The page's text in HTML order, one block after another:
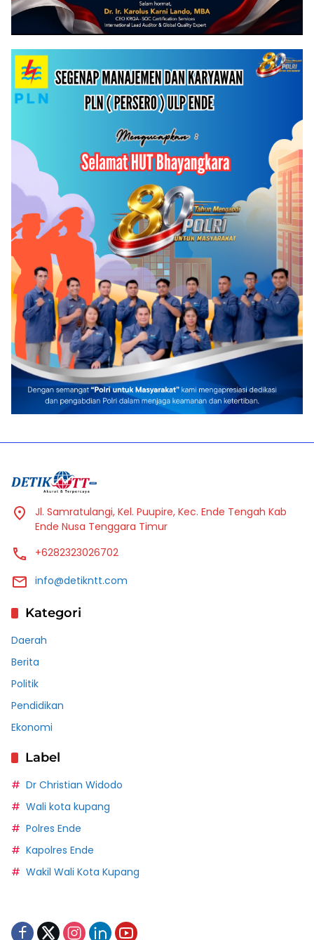
Jl. Samratulangi, Kel. Puupire, Kec. Ende Tengah Kab
Ende Nusa Tenggara Timur
+6282323026702
info@detikntt.com
Kategori
Daerah
Berita
Politik
Pendidikan
Ekonomi
Label
Dr Christian Widodo
Wali kota kupang
Polres Ende
Kapolres Ende
Wakil Wali Kota Kupang